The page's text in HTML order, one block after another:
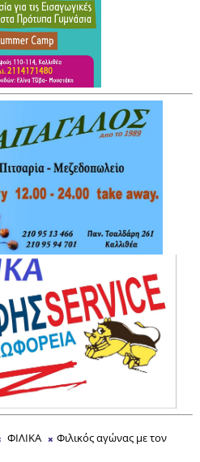
ΦΙΛΙΚΑ
Φιλικός αγώνας με τον